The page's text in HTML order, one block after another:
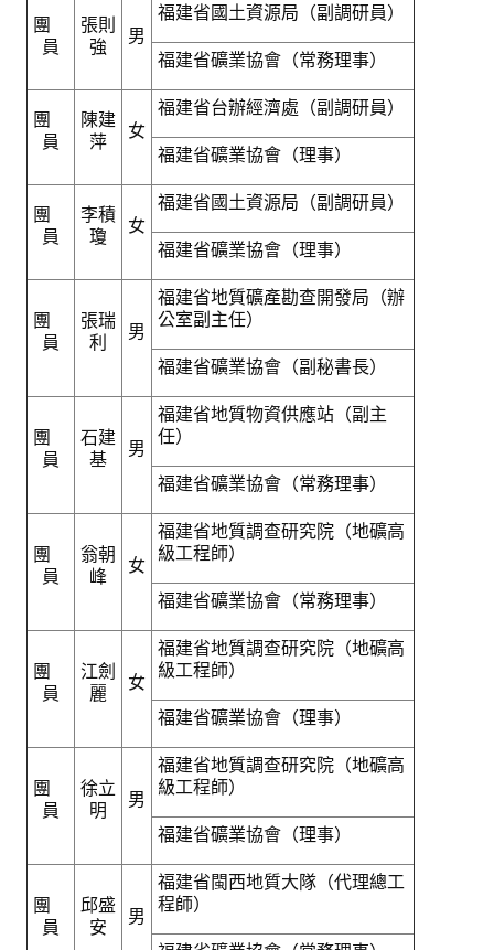
團
員
張則
強
男
福建省國土資源局（副調研員）
福建省礦業協會（常務理事）
團
員
陳建
萍
女
福建省台辦經濟處（副調研員）
福建省礦業協會（理事）
團
員
李積
瓊
女
福建省國土資源局（副調研員）
福建省礦業協會（理事）
團
員
張瑞
利
男
福建省地質礦產勘查開發局（辦
公室副主任）
福建省礦業協會（副秘書長）
團
員
石建
基
男
福建省地質物資供應站（副主
任）
福建省礦業協會（常務理事）
團
員
翁朝
峰
女
福建省地質調查研究院（地礦高
級工程師）
福建省礦業協會（常務理事）
團
員
江劍
麗
女
福建省地質調查研究院（地礦高
級工程師）
福建省礦業協會（理事）
團
員
徐立
明
男
福建省地質調查研究院（地礦高
級工程師）
福建省礦業協會（理事）
團
員
邱盛
安
男
福建省閩西地質大隊（代理總工
程師）